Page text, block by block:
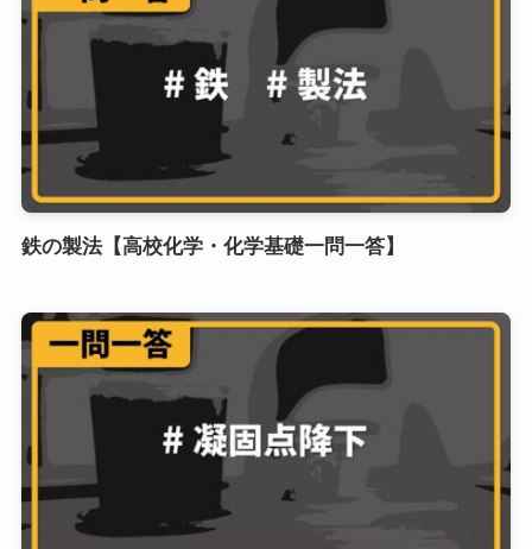
鉄の製法【高校化学・化学基礎一問一答】